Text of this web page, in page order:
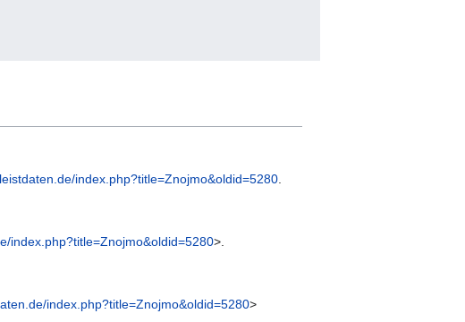
index.php?title=Znojmo&oldid=5280
index.php?title=Znojmo&oldid=5280>.
index.php?title=Znojmo&oldid=5280>